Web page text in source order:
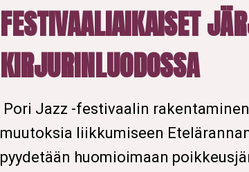
FESTIVAALIAIKAISET
KIRJURINLUODOSSA
Pori Jazz -festivaalin
muutoksia liikkumiseen
pyydetään huomioimaan